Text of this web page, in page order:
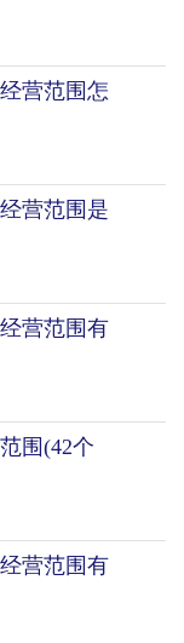
营范围怎
营范围是
营范围有
围(42个
营范围有